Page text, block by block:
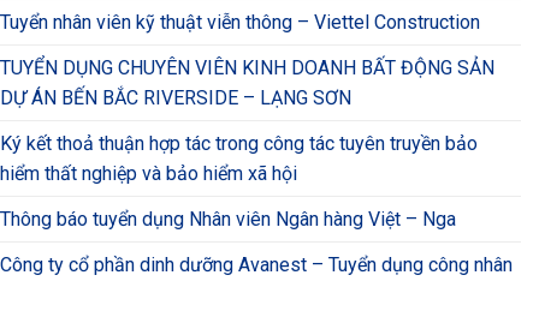
Tuyển nhân viên kỹ thuật viễn thông – Viettel Construction
TUYỂN DỤNG CHUYÊN VIÊN KINH DOANH BẤT ĐỘNG SẢN
DỰ ÁN BẾN BẮC RIVERSIDE – LẠNG SƠN
Ký kết thoả thuận hợp tác trong công tác tuyên truyền bảo
hiểm thất nghiệp và bảo hiểm xã hội
Thông báo tuyển dụng Nhân viên Ngân hàng Việt – Nga
Công ty cổ phần dinh dưỡng Avanest – Tuyển dụng công nhân